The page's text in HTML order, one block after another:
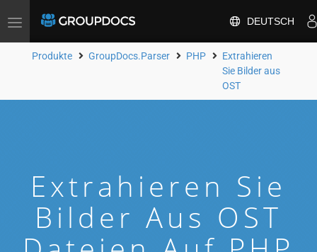
Toggle
DEUTSCH
Produkte GroupDocs.Parser PHP
Extrahieren
Sie Bilder aus
OST
Extrahieren Sie
Bilder Aus OST